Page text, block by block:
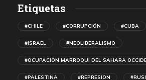
Etiquetas
#CHILE #CORRUPCIÓN #CUBA
#ISRAEL #NEOLIBERALISMO
#OCUPACION MARROQUI DEL SAHARA
#PALESTINA #REPRESION